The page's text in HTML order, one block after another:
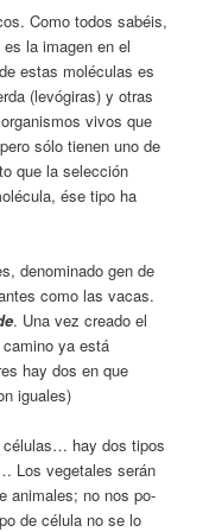
Como todos sabéis,
la imagen en el
estas moléculas es
(levógiras) y otras
vivos que
sólo tienen uno de
que la selección
ése tipo ha
denominado gen de
como las vacas.
. Una vez creado el
ya está
hay dos en que
iguales)
células… hay dos tipos
Los vegetales serán
animales; no nos po­
de célula no se lo